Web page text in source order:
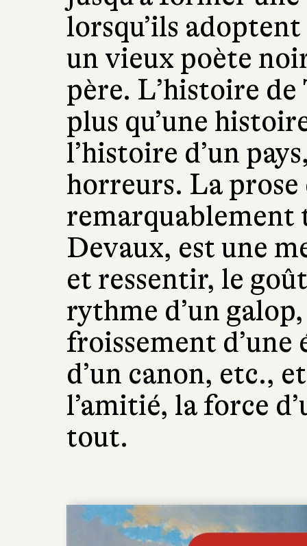
lorsqu’ils
un vieux poète
père. L’histoire de
plus qu’une
l’histoire d’un
horreurs. La
Devaux, est une
et ressentir, le
rythme d’un
froissement
d’un canon, etc.,
l’amitié, la force
tout.